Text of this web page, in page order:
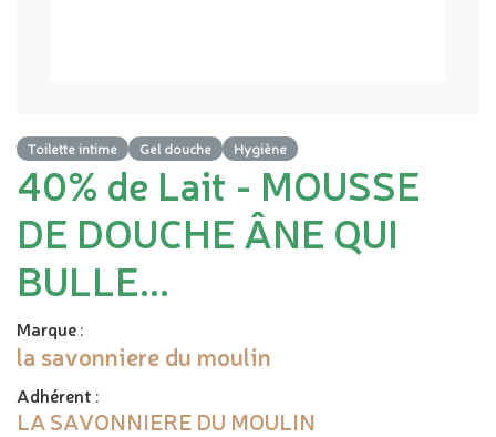
Toilette intime Gel douche Hygiène
40% de Lait - MOUSSE
DE DOUCHE ÂNE QUI
BULLE...
Marque:
la savonniere du moulin
Adhérent :
LA SAVONNIERE DU MOULIN